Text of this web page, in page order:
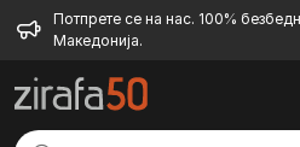
Потпрете се на нас. 100%
Македонија.